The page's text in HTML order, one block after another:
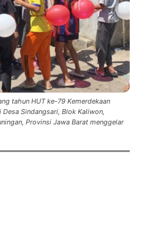
tahun HUT ke-79 Kemerdekaan
Sindangsari, Blok Kaliwon,
Provinsi Jawa Barat menggelar